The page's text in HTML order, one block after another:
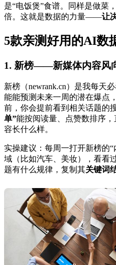
是“电饭煲”食谱。同样是做菜
倍。这就是数据的力量——让
5款亲测好用的AI数
1. 新榜——新媒体内容风
新榜（newrank.cn）是我每天
能能预测未来一周的潜在爆点
前，你会提前看到相关话题的
单”能按阅读量、点赞数排序
容长什么样。
实操建议：每周一打开新榜的
域（比如汽车、美妆），看看
题有什么规律，复制其关键词